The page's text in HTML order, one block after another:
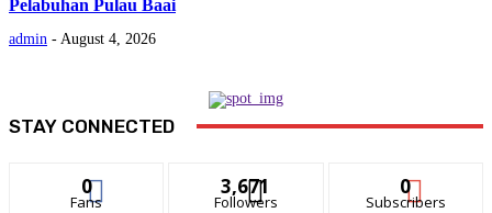
Pelabuhan Pulau Baai
admin - August 4, 2026
STAY CONNECTED
0
Fans
3,671
Followers
0
Subscribers